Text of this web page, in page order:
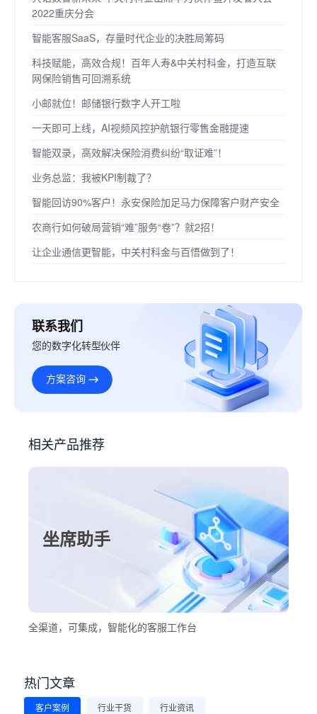
2022重庆分会
智能客服SaaS，存量时代企业的决胜局筹码
科技赋能，高效合规！百年人寿&中关村科金，打造互联
网保险销售可回溯系统
小邮就位！邮储银行数字人开工啦
一天即可上线，AI视频风控护航银行零售金融提速
智能双录，高效解决保险消费纠纷“取证难”！
业务总监：我被KPI制裁了？
智能回访90%客户！永安保险加足马力保障客户财产安全
农商行如何破局营销“难”服务“卷”？就2招！
让企业通信更智能，中关村科金与百悟做到了！
联系我们
您的数字化转型伙伴
方案咨询
相关产品推荐
坐席助手
全渠道，可集成，智能化的客服工作台
热门文章
客户案例 行业干货 行业资讯